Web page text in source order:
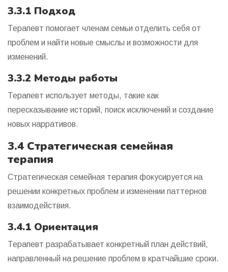
3.3.1 Подход
Терапевт помогает членам семьи отделить себя от
проблем и найти новые смыслы и возможности для
изменений.
3.3.2 Методы работы
Терапевт использует методы, такие как
пересказывание историй, поиск исключений и создание
новых нарративов.
3.4 Стратегическая семейная
терапия
Стратегическая семейная терапия фокусируется на
решении конкретных проблем и изменении паттернов
взаимодействия.
3.4.1 Ориентация
Терапевт разрабатывает конкретный план действий,
направленный на решение проблем в кратчайшие сроки.